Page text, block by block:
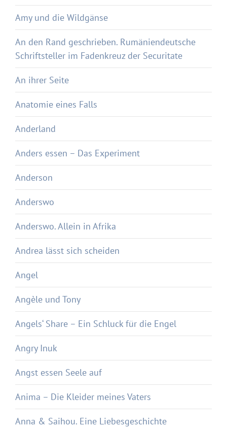
Amy und die Wildgänse
An den Rand geschrieben. Rumäniendeutsche
Schriftsteller im Fadenkreuz der Securitate
An ihrer Seite
Anatomie eines Falls
Anderland
Anders essen – Das Experiment
Anderson
Anderswo
Anderswo. Allein in Afrika
Andrea lässt sich scheiden
Angel
Angèle und Tony
Angels‘ Share – Ein Schluck für die Engel
Angry Inuk
Angst essen Seele auf
Anima – Die Kleider meines Vaters
Anna & Saihou. Eine Liebesgeschichte